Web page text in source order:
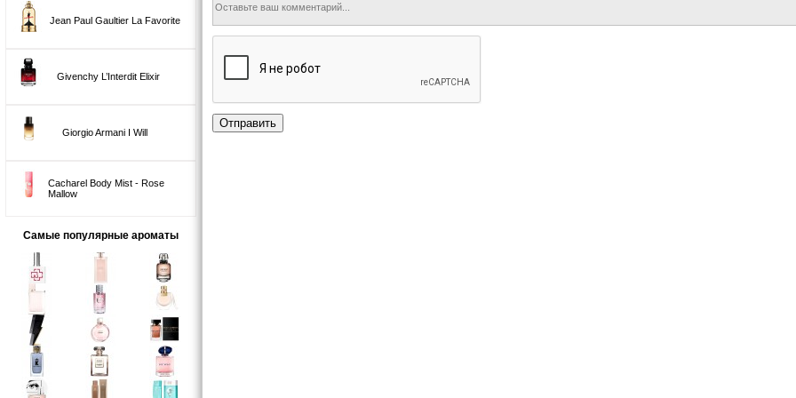
Jean Paul Gaultier La Favorite
Givenchy L’Interdit Elixir
Giorgio Armani I Will
Cacharel Body Mist - Rose
Mallow
Самые популярные ароматы
Отправить